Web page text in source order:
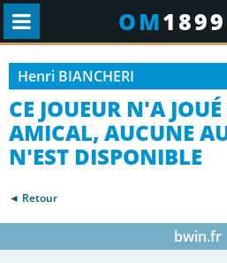
OM1899
Henri BIANCHERI
CE JOUEUR N'A
AMICAL, AUCUNE
N'EST DISPONIBLE
◄ Retour
bwin.fr